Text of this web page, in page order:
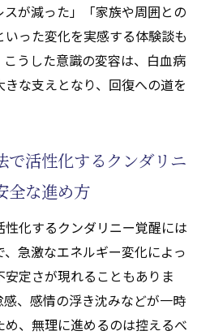
が減った」「家族や周囲との
った変化を実感する体験談も
うした意識の変容は、白血病
な支えとなり、回復への道を
で活性化するクンダリニ
全な進め方
化するクンダリニー覚醒には
急激なエネルギー変化によっ
定さが現れることもありま
、感情の浮き沈みなどが一時
、無理に進めるのは控えるべ